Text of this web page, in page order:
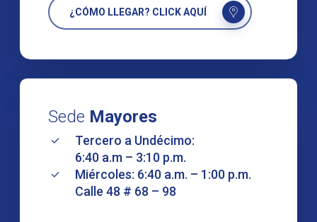
¿CÓMO LLEGAR? CLICK AQUÍ
Sede Mayores
Tercero a Undécimo:
6:40 a.m – 3:10 p.m.
Miércoles: 6:40 a.m. – 1:00 p.m.
Calle 48 # 68 – 98